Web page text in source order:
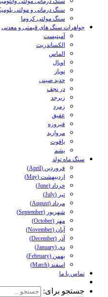
سنگ درمانی و مولتی
سنگ مولتی کروما
جواهرات سنگ های قیمتی و معدنی
آمیتیست
الکساندریت
الماس
اوپال
توپاز
حدید صینی
در نجف
زبرجد
زمرد
عقیق
فیروزه
مروارید
یاقوت
یشم
سنگ ماه تولد
فروردین (April)
اردیبهشت (May)
خرداد (June)
تیر (July)
مرداد (August)
شهریور (September)
مهر (October)
آبان (November)
آذر (December)
دی (January)
بهمن (February)
اسفند (March)
تماس با ما
جستجو برای: